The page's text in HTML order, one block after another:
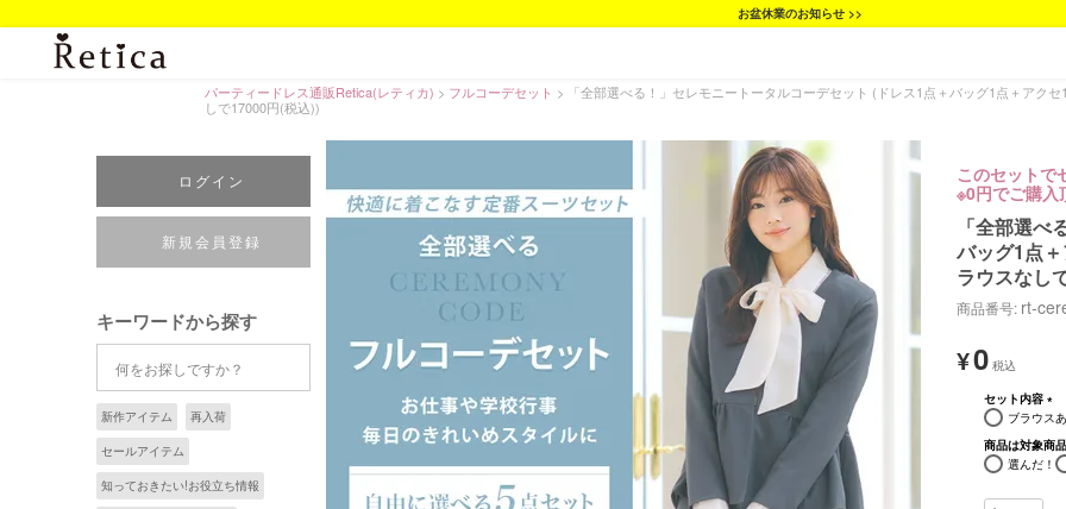
お盆休業のお知らせ >>
パーティードレス通販Retica(レティカ) フルコーデセット
「全部選べる！」セレモニートータルコーデセット (ドレス1点＋バッグ1点＋アク
しで17000円(税込))
ログイン
新規会員登録
キーワードから探す
新作アイテム 再入荷
セールアイテム
知っておきたい!お役立ち情報
このセットで
※0円でご購入
「全部選
バッグ1点
ラウスなし
商品番号 rt-
¥0
セット内容
(必
須)
ブラウス
商品は対象商
選んだ！